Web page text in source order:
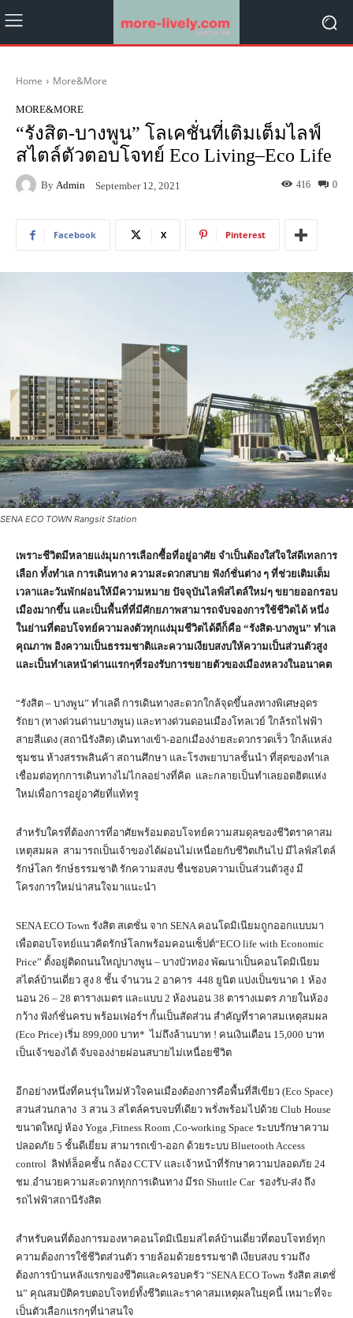
Home More&More
MORE&MORE
“รังสิต-บางพูน” โลเคชั่นที่เติมเต็มไลฟ์
สไตล์ตัวตอบโจทย์ Eco Living–Eco Life
By Admin September 12, 2021 0
416
Facebook X Pinterest
SENA ECO TOWN Rangsit Station
เพราะชีวิตมีหลายแง่มุมการเลือกซื้อที่อยู่อาศัย จำเป็นต้องใส่ใจใส่ดีเทลการ
เลือก ทั้งทำเล การเดินทาง ความสะดวกสบาย ฟังก์ชั่นต่าง ๆ ที่ช่วยเติมเต็ม
เวลาและวันพักผ่อนให้มีความหมาย ปัจจุบันไลฟ์สไตล์ใหม่ๆ ขยายออกรอบ
เมืองมากขึ้น และเป็นพื้นที่ที่มีศักยภาพสามารถจับจองการใช้ชีวิตได้ หนึ่ง
ในย่านที่ตอบโจทย์ความลงตัวทุกแง่มุมชีวิตได้ดีก็คือ “รังสิต-บางพูน” ทำเล
คุณภาพ อิงความเป็นธรรมชาติและความเงียบสงบให้ความเป็นส่วนตัวสูง
และเป็นทำเลหน้าด่านแรกๆที่รองรับการขยายตัวของเมืองหลวงในอนาคต
“รังสิต – บางพูน” ทำเลดี การเดินทางสะดวกใกล้จุดขึ้นลงทางพิเศษอุดร
รัถยา (ทางด่วนด่านบางพูน) และทางด่วนดอนเมืองโทลเวย์ ใกล้รถไฟฟ้า
สายสีแดง (สถานีรังสิต) เดินทางเข้า-ออกเมืองง่ายสะดวกรวดเร็ว ใกล้แหล่ง
ชุมชน ห้างสรรพสินค้า สถานศึกษา และโรงพยาบาลชั้นนำ ที่สุดของทำเล
เชื่อมต่อทุกการเดินทางไม่ไกลอย่างที่คิด และกลายเป็นทำเลยอดฮิตแห่ง
ใหม่เพื่อการอยู่อาศัยที่แท้ทรู
สำหรับใครที่ต้องการที่อาศัยพร้อมตอบโจทย์ความสมดุลของชีวิตราคาสม
เหตุสมผล สามารถเป็นเจ้าของได้ผ่อนไม่เหนื่อยกับชีวิตเกินไป มีไลฟ์สไตล์
รักษ์โลก รักษ์ธรรมชาติ รักความสงบ ชื่นชอบความเป็นส่วนตัวสูง มี
โครงการใหม่น่าสนใจมาแนะนำ
SENA ECO Town รังสิต สเตชั่น จาก SENA คอนโดมิเนียมถูกออกแบบมา
เพื่อตอบโจทย์แนวคิดรักษ์โลกพร้อมคอนเซ็ปต์“ECO life with Economic
Price” ตั้งอยู่ติดถนนใหญ่บางพูน – บางบัวทอง พัฒนาเป็นคอนโดมิเนียม
สไตล์บ้านเดี่ยว สูง 8 ชั้น จำนวน 2 อาคาร 448 ยูนิต แบ่งเป็นขนาด 1 ห้อง
นอน 26 – 28 ตารางเมตร และแบบ 2 ห้องนอน 38 ตารางเมตร ภายในห้อง
กว้าง ฟังก์ชั่นครบ พร้อมเฟอร์ฯ กั้นเป็นสัดส่วน สำคัญที่ราคาสมเหตุสมผล
(Eco Price) เริ่ม 899,000 บาท* ไม่ถึงล้านบาท ! คนเงินเดือน 15,000 บาท
เป็นเจ้าของได้ จับจองง่ายผ่อนสบายไม่เหนื่อยชีวิต
อีกอย่างหนึ่งที่คนรุ่นใหม่หัวใจคนเมืองต้องการคือพื้นที่สีเขียว (Eco Space)
สวนส่วนกลาง 3 สวน 3 สไตล์ครบจบที่เดียว พรั่งพร้อมไปด้วย Club House
ขนาดใหญ่ ห้อง Yoga ,Fitness Room ,Co-working Space ระบบรักษาความ
ปลอดภัย 5 ชั้นดีเยี่ยม สามารถเข้า-ออก ด้วยระบบ Bluetooth Access
control ลิฟท์ล็อคชั้น กล้อง CCTV และเจ้าหน้าที่รักษาความปลอดภัย 24
ชม.อำนวยความสะดวกทุกการเดินทาง มีรถ Shuttle Car รองรับ-ส่ง ถึง
รถไฟฟ้าสถานีรังสิต
สำหรับคนที่ต้องการมองหาคอนโดมิเนียมสไตล์บ้านเดี่ยวที่ตอบโจทย์ทุก
ความต้องการใช้ชีวิตส่วนตัว รายล้อมด้วยธรรมชาติ เงียบสงบ รวมถึง
ต้องการบ้านหลังแรกของชีวิตและครอบครัว “SENA ECO Town รังสิต สเตชั่
น” คุณสมบัติครบตอบโจทย์ทั้งชีวิตและราคาสมเหตุผลในยุคนี้ เหมาะที่จะ
เป็นตัวเลือกแรกๆที่น่าสนใจ